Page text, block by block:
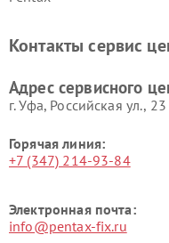
Контакты сервис
Адрес сервисного
г. Уфа, Российская ул., 23
Горячая линия:
+7 (347) 214-93-84
Электронная почта:
info@pentax-fix.ru